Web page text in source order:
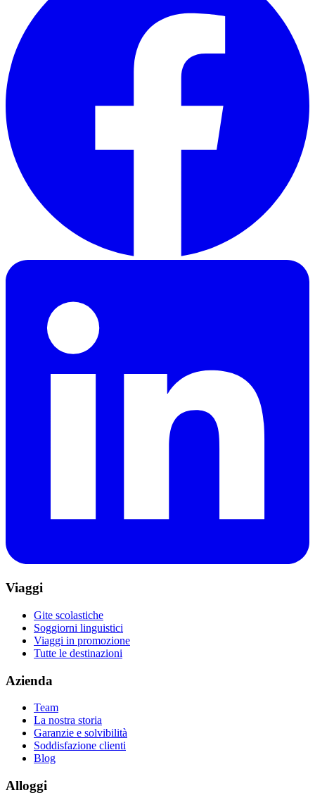
Viaggi
Gite scolastiche
Soggiorni linguistici
Viaggi in promozione
Tutte le destinazioni
Azienda
Team
La nostra storia
Garanzie e solvibilità
Soddisfazione clienti
Blog
Alloggi